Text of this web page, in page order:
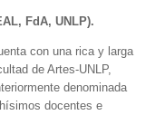
FdA, UNLP).
con una rica y larga
de Artes-UNLP,
denominada
docentes e